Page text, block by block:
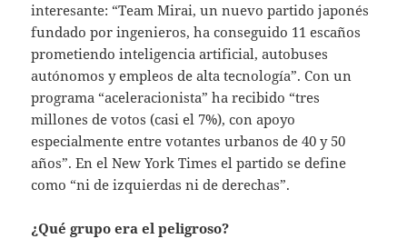
interesante: “Team Mirai, un nuevo partido japonés
fundado por ingenieros, ha conseguido 11 escaños
prometiendo inteligencia artificial, autobuses
autónomos y empleos de alta tecnología”. Con un
programa “aceleracionista” ha recibido “tres
millones de votos (casi el 7%), con apoyo
especialmente entre votantes urbanos de 40 y 50
años”. En el New York Times el partido se define
como “ni de izquierdas ni de derechas”.
¿Qué grupo era el peligroso?